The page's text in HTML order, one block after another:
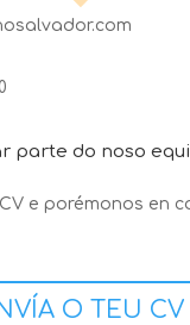
parte do noso
e porémonos en
O TEU CV